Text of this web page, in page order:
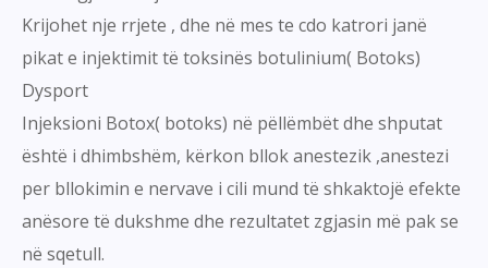
Krijohet nje rrjete , dhe në mes te cdo katrori janë
pikat e injektimit të toksinës botulinium( Botoks)
Dysport
Injeksioni Botox( botoks) në pëllëmbët dhe shputat
është i dhimbshëm, kërkon bllok anestezik ,anestezi
per bllokimin e nervave i cili mund të shkaktojë efekte
anësore të dukshme dhe rezultatet zgjasin më pak se
në sqetull.